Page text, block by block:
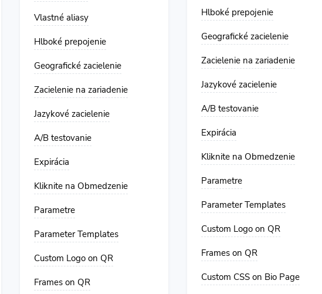
Vlastné aliasy
Hlboké prepojenie
Geografické zacielenie
Zacielenie na zariadenie
Jazykové zacielenie
A/B testovanie
Expirácia
Kliknite na Obmedzenie
Parametre
Parameter Templates
Custom Logo on QR
Frames on QR
Hlboké prepojenie
Geografické zacielenie
Zacielenie na zariadenie
Jazykové zacielenie
A/B testovanie
Expirácia
Kliknite na Obmedzenie
Parametre
Parameter Templates
Custom Logo on QR
Frames on QR
Custom CSS on Bio Page